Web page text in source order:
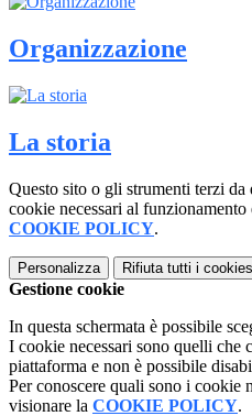
Organizzazione
La storia
Questo sito o gli strumenti terzi
cookie necessari al
COOKIE POLICY.
Personalizza Rifiuta tutti i cookies
Gestione cookie
In questa schermata è possibile
I cookie necessari sono quelli che
piattaforma e non è possibile
Per conoscere quali sono i cookie
visionare la COOKIE POLICY.